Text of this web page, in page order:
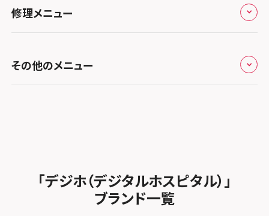
スマホスピタル テルル蒲生
スマホスピタル テルル新越谷
スマホスピタル テルル草加花栗
スマホスピタル テルル東川口
スマホスピタル テルル松戸五香
スマホスピタル名古屋金山
スマホスピタル 大府
スマホスピタル 西枇杷島
スマホスピタル平和が丘
スマホスピタル春日井勝川
スマホスピタル難波
スマホスピタルイオンタウン茨木太田
スマホスピタル住道オペラパーク
スマホスピタル東大阪ロンモール布施
スマホスピタル西条
スマホスピタル福岡天神
スマホスピタル熊本下通
スマホスピタル GODOモバイル大分府内町
お知らせ
修理メニュー
iPhone修理メニュー
MacBook修理メニュー
その他のメニュー
FCNTスマートフォン修理
「デジホ（デジタルホスピタル）」
ブランド一覧